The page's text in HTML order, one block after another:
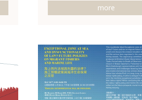
more